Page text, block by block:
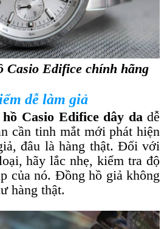
Casio Edifice chính hãng
dễ làm giả
hồ Casio Edifice dây da dễ
cần tinh mắt mới phát hiện
đâu là hàng thật. Đối với
hãy lắc nhẹ, kiểm tra độ
của nó. Đồng hồ giả không
hàng thật.